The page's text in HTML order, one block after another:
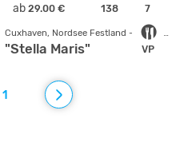
ab 29.00 € 138 7
VP
"Stella Maris"
1